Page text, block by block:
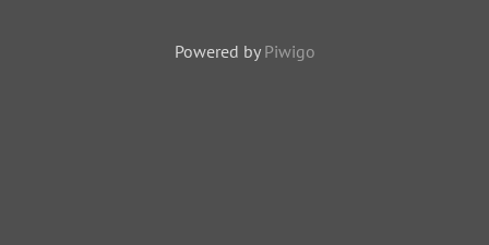
Powered by Piwigo